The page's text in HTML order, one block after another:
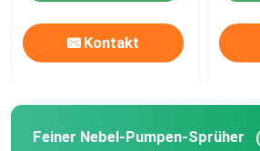
Kontakt
Feiner Nebel-Pumpen-Sprüher